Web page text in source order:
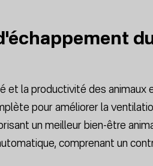
et la productivité des animaux
pour améliorer la
un meilleur bien-être
comprenant un